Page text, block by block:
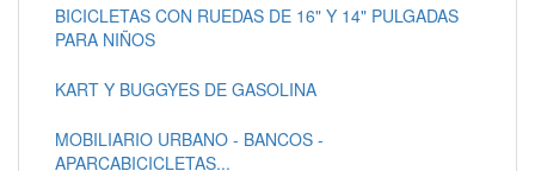
BICICLETAS CON RUEDAS DE 16" Y 14" PULGADAS
PARA NIÑOS
KART Y BUGGYES DE GASOLINA
MOBILIARIO URBANO - BANCOS -
APARCABICICLETAS...